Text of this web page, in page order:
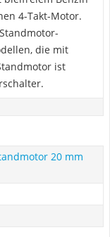
4-Takt-Motor.
die mit
ist
20 mm